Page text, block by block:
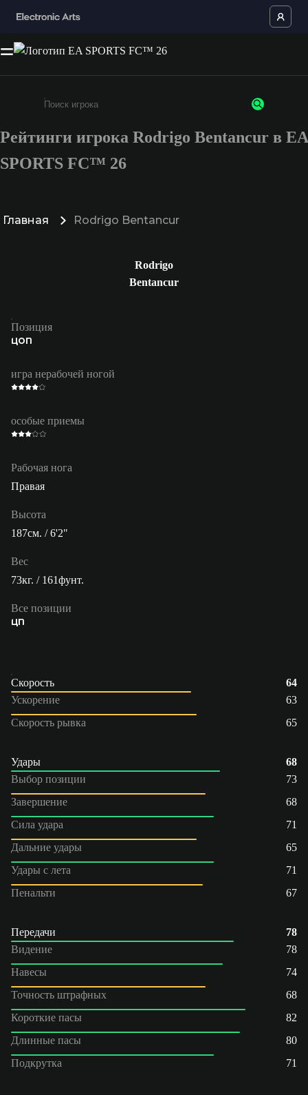
Введите не менее 3 символов или цифр
Рейтинги игрока Rodrigo Bentancur в EA
SPORTS FC™ 26
Главная Rodrigo Bentancur
Rodrigo
Bentancur
Позиция
ЦОП
игра нерабочей ногой
особые приемы
Рабочая нога
Правая
Высота
187см. / 6'2"
Вес
73кг. / 161фунт.
Все позиции
ЦП
Скорость
64
Ускорение
63
Скорость рывка
65
Удары
68
Выбор позиции
73
Завершение
68
Сила удара
71
Дальние удары
65
Удары с лета
71
Пенальти
67
Передачи
78
Видение
78
Навесы
74
Точность штрафных
68
Короткие пасы
82
Длинные пасы
80
Подкрутка
71